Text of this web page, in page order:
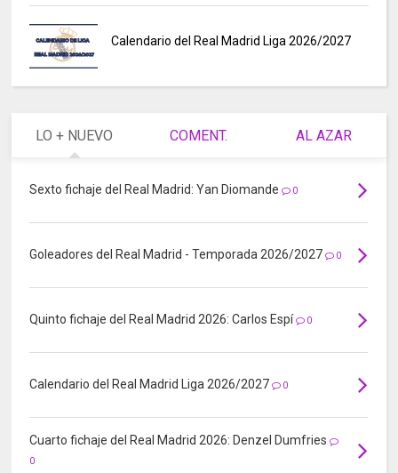
Calendario del Real Madrid Liga 2026/2027
LO + NUEVO COMENT. AL AZAR
Sexto fichaje del Real Madrid: Yan Diomande 0
Goleadores del Real Madrid - Temporada 2026/2027 0
Quinto fichaje del Real Madrid 2026: Carlos Espí 0
Calendario del Real Madrid Liga 2026/2027 0
Cuarto fichaje del Real Madrid 2026: Denzel Dumfries
0